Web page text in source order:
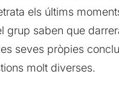
els últims
grup saben que
seves pròpies
molt diverses.